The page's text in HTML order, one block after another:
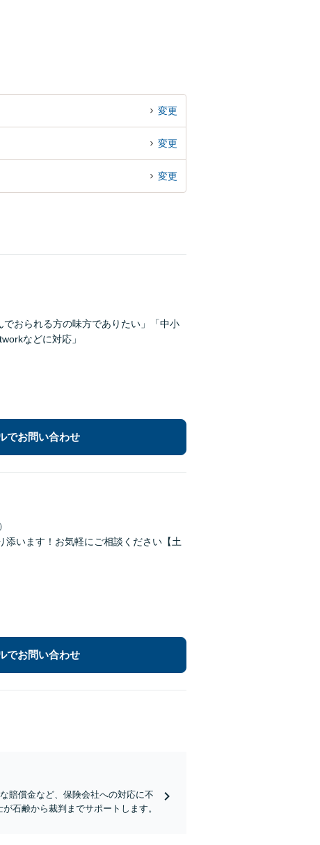
変更
変更
変更
でおられる方の味方でありたい」「中小
などに対応」
でお問い合わせ
添います！お気軽にご相談ください【土
でお問い合わせ
賠償金など、保険会社への対応に不
石鹸から裁判までサポートします。